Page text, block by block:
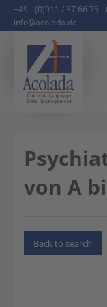
+49 - (0)911 / 37 66 75 -
info@acolada.de
von A
Back to search